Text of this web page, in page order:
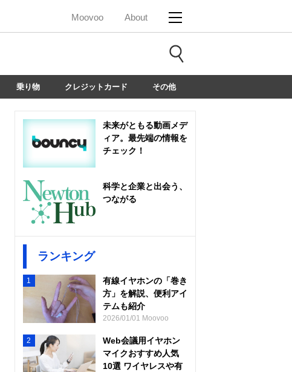
Moovoo About
乗り物 クレジットカード その他
未来がともる動画メデ
ィア。最先端の情報を
チェック！
科学と企業と出会う、
つながる
ランキング
1
有線イヤホンの「巻き
方」を解説、便利アイ
テムも紹介
2026/01/01 Moovoo
2
Web会議用イヤホン
マイクおすすめ人気
10選 ワイヤレスや有